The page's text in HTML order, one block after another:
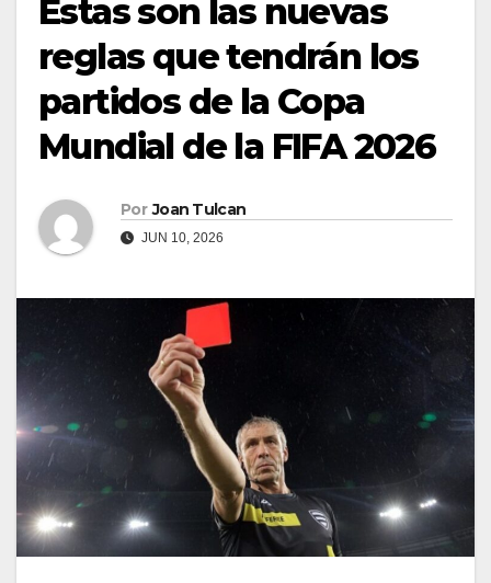
Estas son las nuevas
reglas que tendrán los
partidos de la Copa
Mundial de la FIFA 2026
Por Joan Tulcan
JUN 10, 2026